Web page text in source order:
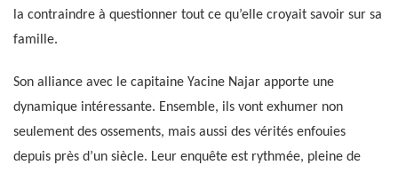
la contraindre à questionner tout ce qu’elle croyait savoir sur sa
famille.
Son alliance avec le capitaine Yacine Najar apporte une
dynamique intéressante. Ensemble, ils vont exhumer non
seulement des ossements, mais aussi des vérités enfouies
depuis près d’un siècle. Leur enquête est rythmée, pleine de